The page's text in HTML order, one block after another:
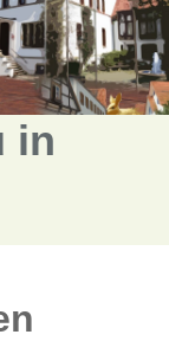
in